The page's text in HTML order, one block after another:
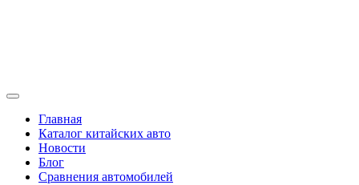
Главная
Каталог китайских авто
Новости
Блог
Сравнения автомобилей